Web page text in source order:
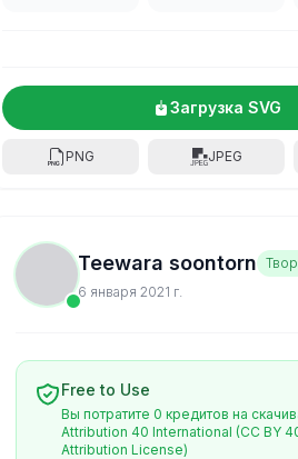
Загрузка SVG
PNG JPEG
Teewara soontorn
6 января 2021 г.
Free to Use
Вы потратите 0 кредитов на
Attribution 40 International (CC BY
Attribution License)